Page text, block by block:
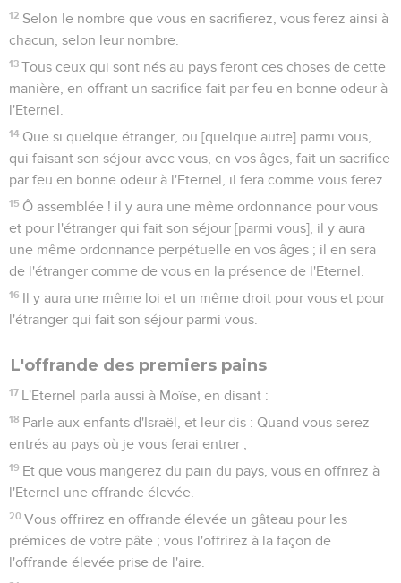
12 Selon le nombre que vous en sacrifierez, vous ferez ainsi à
chacun, selon leur nombre.
13 Tous ceux qui sont nés au pays feront ces choses de cette
manière, en offrant un sacrifice fait par feu en bonne odeur à
l'Eternel.
14 Que si quelque étranger, ou [quelque autre] parmi vous,
qui faisant son séjour avec vous, en vos âges, fait un sacrifice
par feu en bonne odeur à l'Eternel, il fera comme vous ferez.
15 Ô assemblée ! il y aura une même ordonnance pour vous
et pour l'étranger qui fait son séjour [parmi vous], il y aura
une même ordonnance perpétuelle en vos âges ; il en sera
de l'étranger comme de vous en la présence de l'Eternel.
16 Il y aura une même loi et un même droit pour vous et pour
l'étranger qui fait son séjour parmi vous.
L'offrande des premiers pains
17 L'Eternel parla aussi à Moïse, en disant :
18 Parle aux enfants d'Israël, et leur dis : Quand vous serez
entrés au pays où je vous ferai entrer ;
19 Et que vous mangerez du pain du pays, vous en offrirez à
l'Eternel une offrande élevée.
20 Vous offrirez en offrande élevée un gâteau pour les
prémices de votre pâte ; vous l'offrirez à la façon de
l'offrande élevée prise de l'aire.